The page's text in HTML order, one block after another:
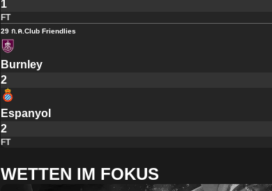
1
FT
29 ก.ค.Club Friendlies
Burnley
2
Espanyol
2
FT
WETTEN IM FOKUS